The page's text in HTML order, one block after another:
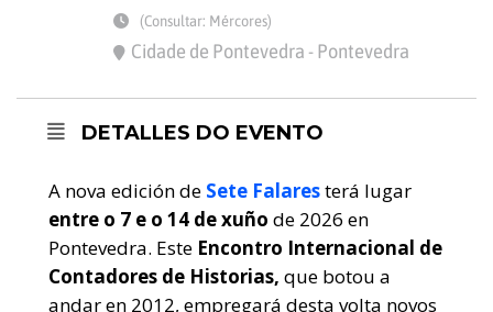
(Consultar: Mércores)
Cidade de Pontevedra - Pontevedra
DETALLES DO EVENTO
A nova edición de Sete Falaresterá lugar
entre o 7 e o 14 de xuño de 2026 en
Pontevedra. Este Encontro Internacional de
Contadores de Historias, que botou a
andar en 2012, empregará desta volta novos